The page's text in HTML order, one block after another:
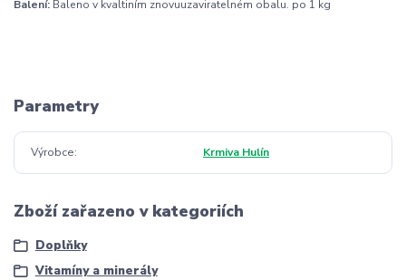
Balení: Baleno v kvaltiním znovuuzaviratelném obalu. po 1 kg
Parametry
Výrobce Krmiva Hulín
Zboží zařazeno v kategoriích
Doplňky
Vitamíny a minerály